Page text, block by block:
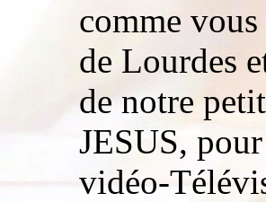
comme
de Lourdes
de notre
JESUS,
vidéo-